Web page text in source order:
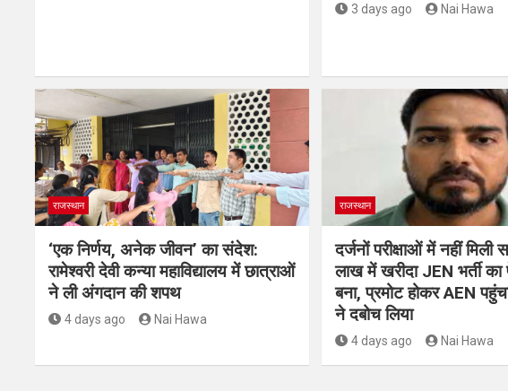
3 days ago Nai Hawa
राजस्थान
‘एक निर्णय, अनेक जीवन’ का संदेश:
रामेश्वरी देवी कन्या महाविद्यालय में छात्राओं
ने ली अंगदान की शपथ
4 days ago Nai Hawa
राजस्थान
दर्जनों परीक्षाओं में नहीं
लाख में खरीदा JEN भर्ती
बना, प्रमोट होकर AEN
ने दबोच लिया
4 days ago Nai Hawa